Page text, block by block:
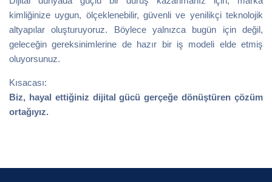
kimliğinize uygun, ölçeklenebilir, güvenli ve yenilikçi teknolojik
altyapılar oluşturuyoruz. Böylece yalnızca bugün için değil,
geleceğin gereksinimlerine de hazır bir iş modeli elde etmiş
oluyorsunuz.
Kısacası:
Biz, hayal ettiğiniz dijital gücü gerçeğe dönüştüren çözüm
ortağıyız.